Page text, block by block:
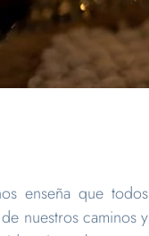
enseña que todos
nuestros caminos y